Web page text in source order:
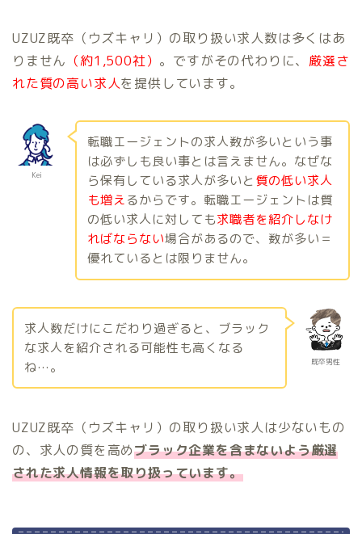
UZUZ既卒（ウズキャリ）の取り扱い求人数は多くはあ
りません （約1,500社） 。ですがその代わりに、 厳選さ
れた質の高い求人を提供しています。
Kei
転職エージェントの求人数が多いという事
は必ずしも良い事とは言えません。なぜな
ら保有している求人が多いと 質の低い求人
も増えるからです。転職エージェントは質
の低い求人に対しても求職者を紹介しなけ
ればならない場合があるので、数が多い＝
優れているとは限りません。
既卒男性
求人数だけにこだわり過ぎると、ブラック
な求人を紹介される可能性も高くなる
ね…。
UZUZ既卒（ウズキャリ）の取り扱い求人は少ないもの
の、求人の質を高めブラック企業を含まないよう厳選
された求人情報を取り扱っています。